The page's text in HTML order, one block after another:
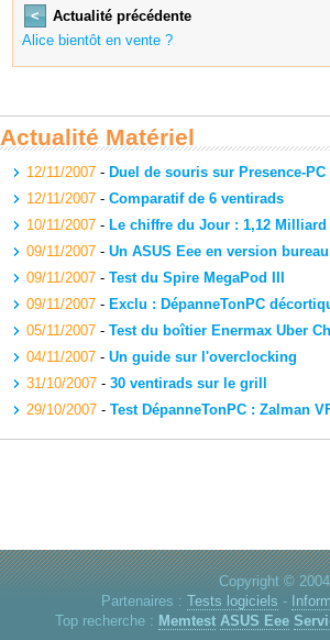
<
Actualité précédente
Alice bientôt en vente ?
Actualité Matériel
12/11/2007- Duel de souris sur Presence-PC
12/11/2007- Comparatif de 6 ventirads
10/11/2007- Le chiffre du Jour : 1,12 Milliard
09/11/2007- Un ASUS Eee en version
09/11/2007- Test du Spire MegaPod III
09/11/2007- Exclu : DépanneTonPC
05/11/2007- Test du boîtier Enermax Uber
04/11/2007- Un guide sur l'overclocking
31/10/2007- 30 ventirads sur le grill
29/10/2007- Test DépanneTonPC : Zalman
Copyright ©
Partenaires : Tests logiciels -
Top recherche : Memtest ASUS Eee